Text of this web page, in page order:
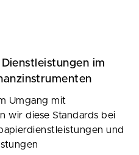
im
Umgang mit
wir diese Standards bei
und